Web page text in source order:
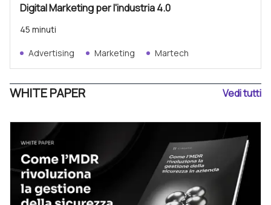
Digital Marketing per l'industria 4.0
45 minuti
Advertising Marketing Martech
WHITE PAPER Vedi tutti